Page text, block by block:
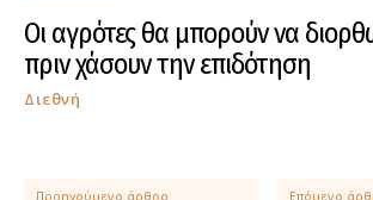
Οι αγρότες θα μπορούν να
πριν χάσουν την επιδότηση
Διεθνή